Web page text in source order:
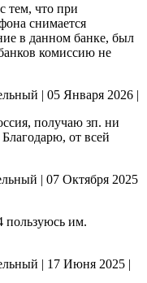
тем, что при
снимается
в данном банке, был
комиссию не
| 05 Января 2026 |
получаю зп. ни
от всей
| 07 Октября 2025
пользуюсь им.
| 17 Июня 2025 |